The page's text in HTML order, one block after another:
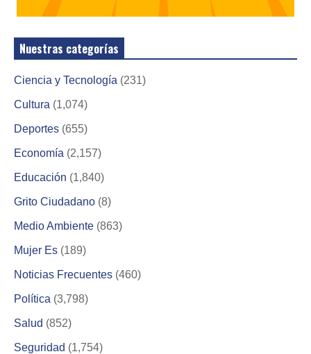
Nuestras categorías
Ciencia y Tecnología (231)
Cultura (1,074)
Deportes (655)
Economía (2,157)
Educación (1,840)
Grito Ciudadano (8)
Medio Ambiente (863)
Mujer Es (189)
Noticias Frecuentes (460)
Política (3,798)
Salud (852)
Seguridad (1,754)